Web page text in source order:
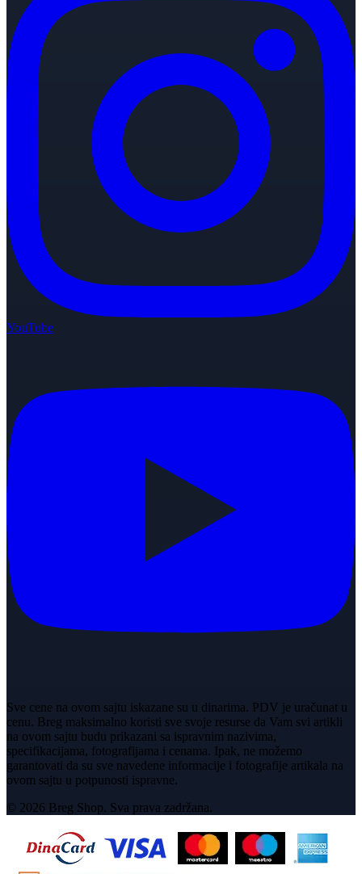
YouTube
Sve cene na ovom sajtu iskazane su u dinarima. PDV je uračunat u
cenu. Breg maksimalno koristi sve svoje resurse da Vam svi artikli
na ovom sajtu budu prikazani sa ispravnim nazivima,
specifikacijama, fotografijama i cenama. Ipak, ne možemo
garantovati da su sve navedene informacije i fotografije artikala na
ovom sajtu u potpunosti ispravne.
© 2026 Breg Shop. Sva prava zadržana.